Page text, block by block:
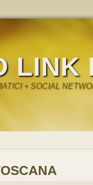
LINK
+ SOCIAL